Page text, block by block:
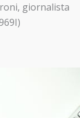
giornalista